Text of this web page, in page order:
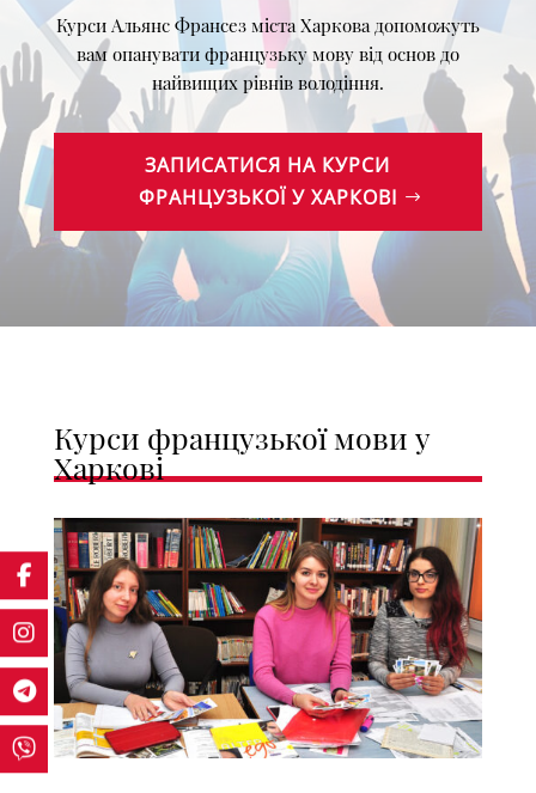
Курси Альянс Франсез міста Харкова допоможуть
вам опанувати французьку мову від основ до
найвищих рівнів володіння.
ЗАПИСАТИСЯ НА КУРСИ
ФРАНЦУЗЬКОЇ У ХАРКОВІ
Курси французької мови у
Харкові